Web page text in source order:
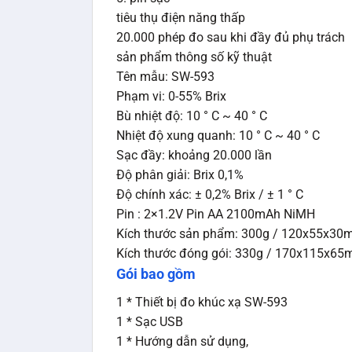
tiêu thụ điện năng thấp
20.000 phép đo sau khi đầy đủ phụ trách
sản phẩm thông số kỹ thuật
Tên mẫu: SW-593
Phạm vi: 0-55% Brix
Bù nhiệt độ: 10 ° C ~ 40 ° C
Nhiệt độ xung quanh: 10 ° C ~ 40 ° C
Sạc đầy: khoảng 20.000 lần
Độ phân giải: Brix 0,1%
Độ chính xác: ± 0,2% Brix / ± 1 ° C
Pin : 2×1.2V Pin AA 2100mAh NiMH
Kích thước sản phẩm: 300g /
Kích thước đóng gói: 330g /
Gói bao gồm
1 * Thiết bị đo khúc xạ SW-593
1 * Sạc USB
1 * Hướng dẫn sử dụng,